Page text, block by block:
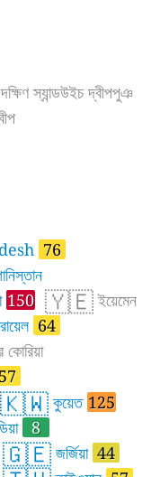
স্যান্ডউইচ দ্বীপপুঞ
76
150 🇾🇪 ইয়েমেন
64
57
🇰🇼 কুয়েত 125
8
🇬🇪 জর্জিয়া 44